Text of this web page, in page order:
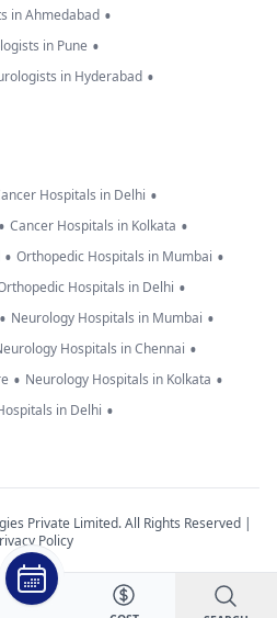
in Ahmedabad •
in Pune •
in Hyderabad •
Hospitals in Delhi •
• Cancer Hospitals in Kolkata •
• Orthopedic Hospitals in Mumbai •
Hospitals in Delhi •
• Neurology Hospitals in Mumbai •
Hospitals in Chennai •
• Neurology Hospitals in Kolkata •
in Delhi •
Private Limited. All Rights Reserved |
Policy